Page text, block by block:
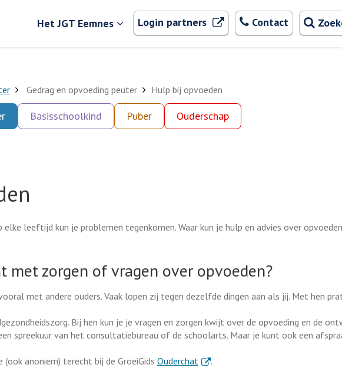
Het JGT Eemnes Login partners . Externe linkContact
Zoeken
Gedrag en opvoeding peuter Hulp bij opvoeden
Basisschoolkind Puber Ouderschap
leeftijd kun je problemen tegenkomen. Waar kun je hulp en advies over
met zorgen of vragen over opvoeden?
met andere ouders. Vaak lopen zij tegen dezelfde dingen aan als jij. Met hen
Bij hen kun je je vragen en zorgen kwijt over de opvoeding en de
spreekuur van het consultatiebureau of de schoolarts. Maar je kunt ook een
(ook anoniem) terecht bij de GroeiGids Ouderchat . Externe link
.